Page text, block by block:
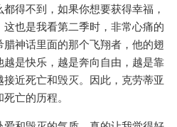
得不到，如果你想要获得幸福，
也是我看第二季时，非常心痛的
神话里面的那个飞翔者，他的翅
是快乐，越是奔向自由，越是靠
近死亡和毁灭。因此，克劳蒂亚
亡的历程。